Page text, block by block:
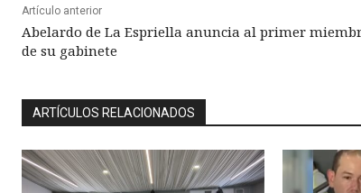
Artículo anterior
Abelardo de La Espriella anuncia al primer
de su gabinete
ARTÍCULOS RELACIONADOS